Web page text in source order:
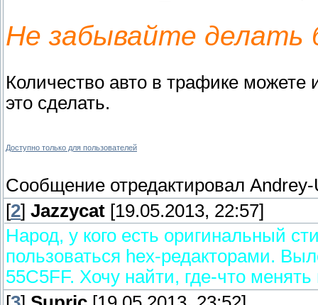
Не забывайте делать
Количество авто в трафике можете
это сделать.
Доступно только для пользователей
Сообщение отредактировал Andrey-
[2] Jazzycat [19.05.2013, 22:57]
Народ, у кого есть оригинальный
пользоваться hex-редакторами.
55C5FF. Хочу найти, где-что